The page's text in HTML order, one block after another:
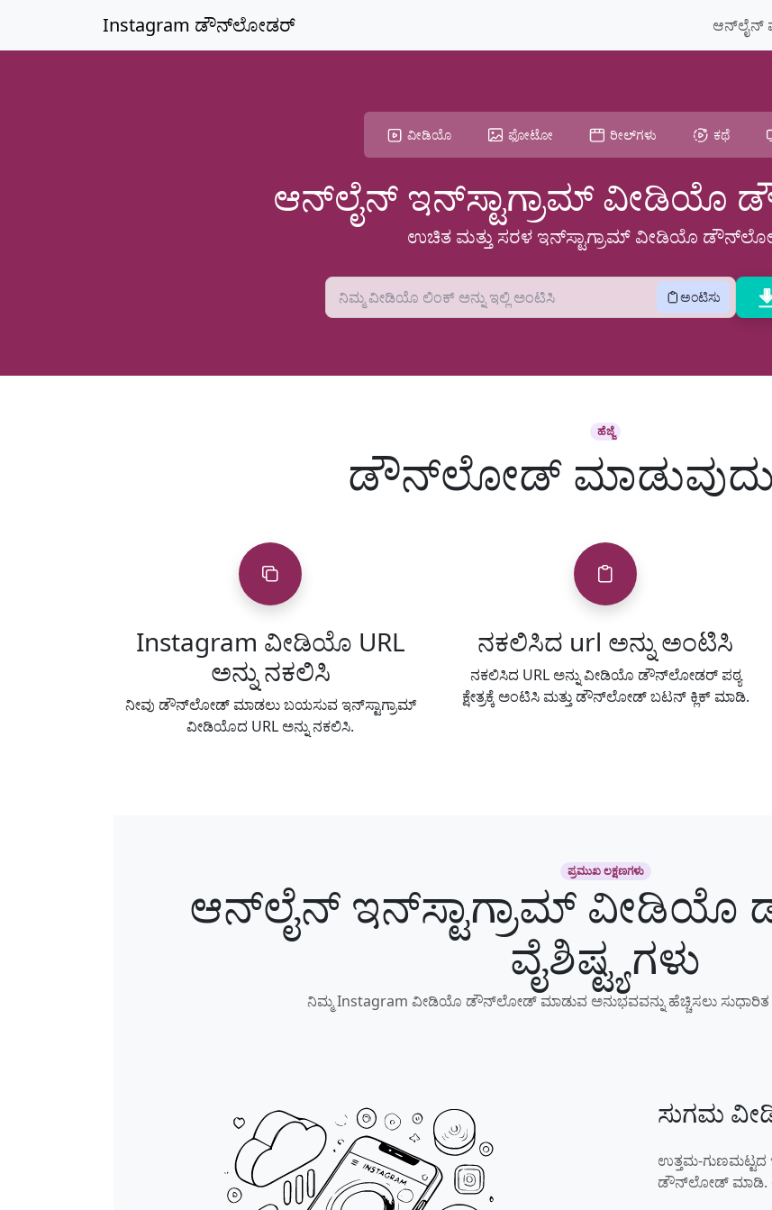
Instagram ಡೌನ್‌ಲೋಡರ್ ಆನ್‌ಲೈನ್
ವೀಡಿಯೊ ಫೋಟೋ ರೀಲ್‌ಗಳು ಕಥೆ
ಆನ್‌ಲೈನ್ ಇನ್‌ಸ್ಟಾಗ್ರಾಮ್
ಉಚಿತ ಮತ್ತು ಸರಳ ಇನ್‌ಸ್ಟಾಗ್ರಾಮ್ ವೀಡಿಯೊ
ಅಂಟಿಸು
ಹೆಜ್ಜೆ
ಡೌನ್‌ಲೋಡ್ ಮಾಡುವುದು
Instagram ವೀಡಿಯೊ URL
ಅನ್ನು ನಕಲಿಸಿ
ನೀವು ಡೌನ್‌ಲೋಡ್ ಮಾಡಲು ಬಯಸುವ ಇನ್‌ಸ್ಟಾಗ್ರಾಮ್
ವೀಡಿಯೊದ URL ಅನ್ನು ನಕಲಿಸಿ.
ನಕಲಿಸಿದ url ಅನ್ನು ಅಂಟಿಸಿ
ನಕಲಿಸಿದ URL ಅನ್ನು ವೀಡಿಯೊ ಡೌನ್‌ಲೋಡರ್ ಪಠ್ಯ
ಕ್ಷೇತ್ರಕ್ಕೆ ಅಂಟಿಸಿ ಮತ್ತು ಡೌನ್‌ಲೋಡ್ ಬಟನ್ ಕ್ಲಿಕ್ ಮಾಡಿ.
ಪ್ರಮುಖ ಲಕ್ಷಣಗಳು
ಆನ್‌ಲೈನ್ ಇನ್‌ಸ್ಟಾಗ್ರಾಮ್
ವೈಶಿಷ್ಟ್ಯಗಳು
ನಿಮ್ಮ Instagram ವೀಡಿಯೊ ಡೌನ್‌ಲೋಡ್ ಮಾಡುವ ಅನುಭವವನ್ನು ಹೆಚ್ಚಿಸಲು ಸುಧಾರಿತ
ಸುಗಮ
ಉತ್ತಮ-ಗುಣಮಟ್ಟದ
ಡೌನ್‌ಲೋಡ್ ಮಾಡಿ.